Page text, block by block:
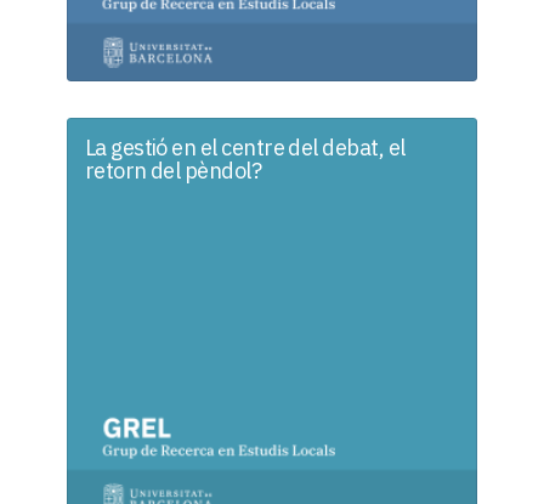
La gestió en el centre del debat, el
retorn del pèndol?